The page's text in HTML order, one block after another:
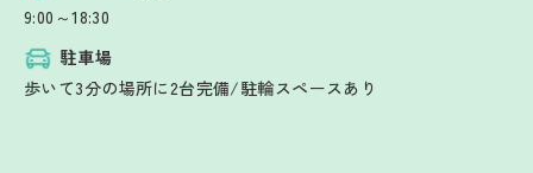
9:00～18:30
駐車場
歩いて3分の場所に2台完備/駐輪スペースあり